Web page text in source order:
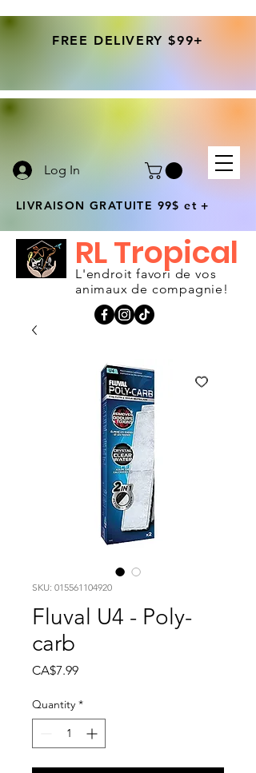
Log In
LIVRAISON GRATUITE 99$ et +
L'endroit favori de vos
animaux de compagnie!
RL Tropical
FREE DELIVERY $99+
SKU: 015561104920
Fluval U4 - Poly-
carb
CA$7.99Price
Quantity *